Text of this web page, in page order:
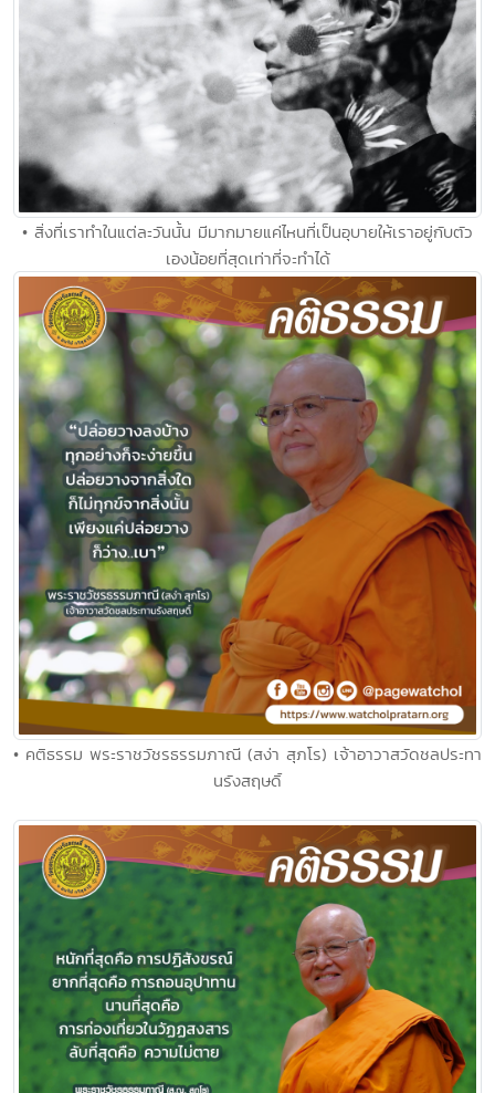
• สิ่งที่เราทำในแต่ละวันนั้น มีมากมายแค่ไหนที่เป็นอุบายให้เราอยู่กับตัว
เองน้อยที่สุดเท่าที่จะทำได้
• คติธรรม พระราชวัชรธรรมภาณี (สง่า สุภโร) เจ้าอาวาสวัดชลประทา
นรังสฤษดิ์